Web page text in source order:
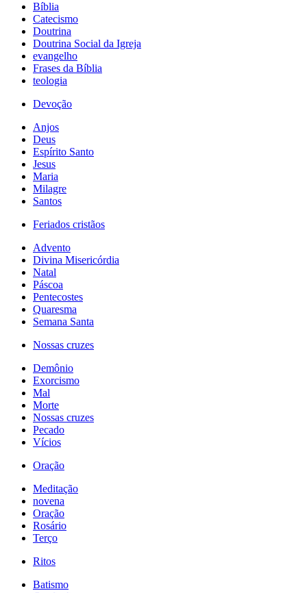
Bíblia
Catecismo
Doutrina
Doutrina Social da Igreja
evangelho
Frases da Bíblia
teologia
Devoção
Anjos
Deus
Espírito Santo
Jesus
Maria
Milagre
Santos
Feriados cristãos
Advento
Divina Misericórdia
Natal
Páscoa
Pentecostes
Quaresma
Semana Santa
Nossas cruzes
Demônio
Exorcismo
Mal
Morte
Nossas cruzes
Pecado
Vícios
Oração
Meditação
novena
Oração
Rosário
Terço
Ritos
Batismo